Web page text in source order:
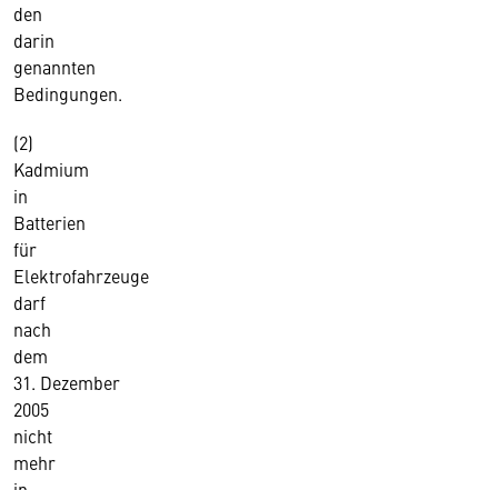
den
darin
genannten
Bedingungen.
(2)
Kadmium
in
Batterien
für
Elektrofahrzeuge
darf
nach
dem
31. Dezember
2005
nicht
mehr